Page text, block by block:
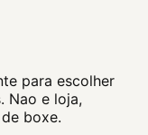
para escolher
Nao e loja,
boxe.